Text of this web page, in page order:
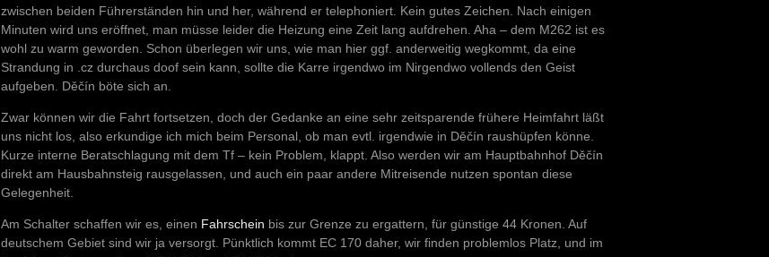
zwischen beiden Führerständen hin und her, während er telephoniert. Kein gutes Zeichen. Nach einigen
Minuten wird uns eröffnet, man müsse leider die Heizung eine Zeit lang aufdrehen. Aha – dem M262 ist es
wohl zu warm geworden. Schon überlegen wir uns, wie man hier ggf. anderweitig wegkommt, da eine
Strandung in .cz durchaus doof sein kann, sollte die Karre irgendwo im Nirgendwo vollends den Geist
aufgeben. Děčín böte sich an.
Zwar können wir die Fahrt fortsetzen, doch der Gedanke an eine sehr zeitsparende frühere Heimfahrt läßt
uns nicht los, also erkundige ich mich beim Personal, ob man evtl. irgendwie in Děčín raushüpfen könne.
Kurze interne Beratschlagung mit dem Tf – kein Problem, klappt. Also werden wir am Hauptbahnhof Děčín
direkt am Hausbahnsteig rausgelassen, und auch ein paar andere Mitreisende nutzen spontan diese
Gelegenheit.
Am Schalter schaffen wir es, einen Fahrschein bis zur Grenze zu ergattern, für günstige 44 Kronen. Auf
deutschem Gebiet sind wir ja versorgt. Pünktlich kommt EC 170 daher, wir finden problemlos Platz, und im